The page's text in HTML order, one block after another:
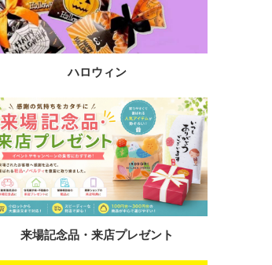
ハロウィン
来場記念品・来店プレゼント